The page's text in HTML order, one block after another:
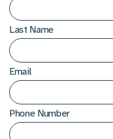
Last Name
Email
Phone Number